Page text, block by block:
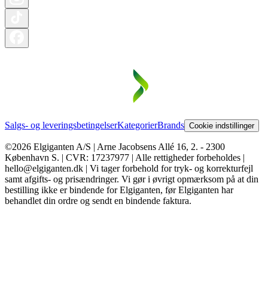
Salgs- og leveringsbetingelserKategorierBrands Cookie indstillinger
©2026 Elgiganten A/S | Arne Jacobsens Allé 16, 2. - 2300
København S. | CVR: 17237977 | Alle rettigheder forbeholdes |
hello@elgiganten.dk | Vi tager forbehold for tryk- og korrekturfejl
samt afgifts- og prisændringer. Vi gør i øvrigt opmærksom på at din
bestilling ikke er bindende for Elgiganten, før Elgiganten har
behandlet din ordre og sendt en bindende faktura.